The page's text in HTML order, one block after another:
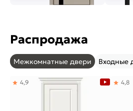
Распродажа
Межкомнатные двери Входные
4,9 4,8